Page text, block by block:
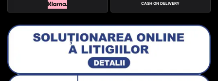
CASH ON DELIVERY